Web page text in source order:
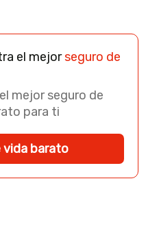
el mejorseguro de
mejor seguro de
para ti
vida barato